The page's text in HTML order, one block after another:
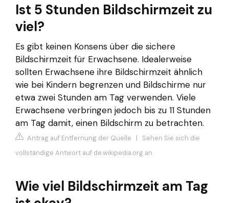
Ist 5 Stunden Bildschirmzeit zu
viel?
Es gibt keinen Konsens über die sichere
Bildschirmzeit für Erwachsene. Idealerweise
sollten Erwachsene ihre Bildschirmzeit ähnlich
wie bei Kindern begrenzen und Bildschirme nur
etwa zwei Stunden am Tag verwenden. Viele
Erwachsene verbringen jedoch bis zu 11 Stunden
am Tag damit, einen Bildschirm zu betrachten.
Antrag auf Entfernung der Quelle | Sehen Sie sich die
vollständige Antwort auf de.wikipedia.org an
Wie viel Bildschirmzeit am Tag